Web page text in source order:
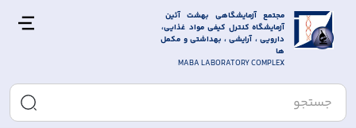
مجتمع آزمایشگاهی بهشت آئین
آزمایشگاه کنترل کیفی مواد غذایی،
دارویی ، آرایشی ، بهداشتی و مکمل
ها
MABA LABORATORY COMPLEX